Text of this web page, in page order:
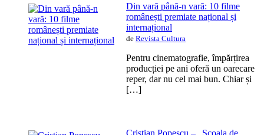
Din vară până-n vară: 10 filme
românești premiate național și
internațional
de Revista Cultura
Pentru cinematografie, împărțirea
producției pe ani oferă un oarecare
reper, dar nu cel mai bun. Chiar și
[…]
Cristian Popescu – „Școala de